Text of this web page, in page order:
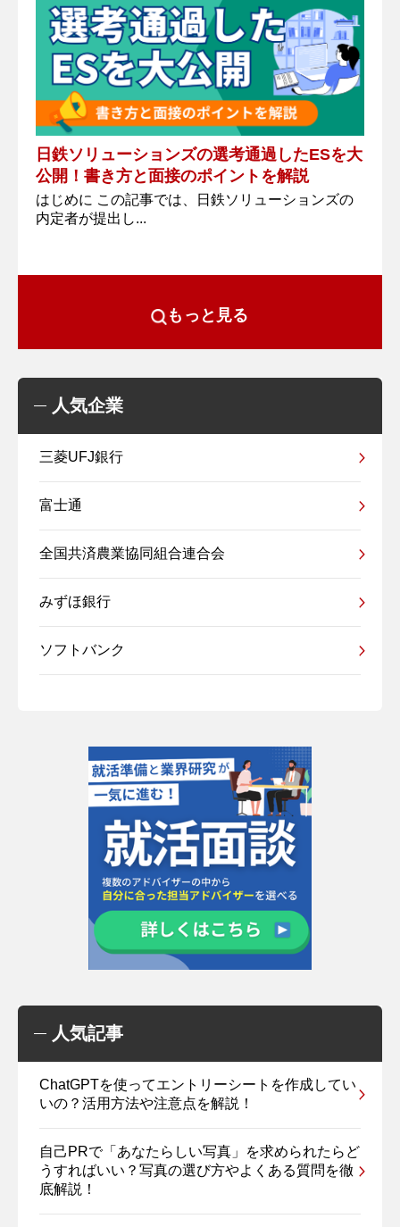
日鉄ソリューションズの選考通過したESを大
公開！書き方と面接のポイントを解説
はじめに この記事では、日鉄ソリューションズの
内定者が提出し...
もっと見る
人気企業
三菱UFJ銀行
富士通
全国共済農業協同組合連合会
みずほ銀行
ソフトバンク
人気記事
ChatGPTを使ってエントリーシートを作成してい
いの？活用方法や注意点を解説！
自己PRで「あなたらしい写真」を求められたらど
うすればいい？写真の選び方やよくある質問を徹
底解説！